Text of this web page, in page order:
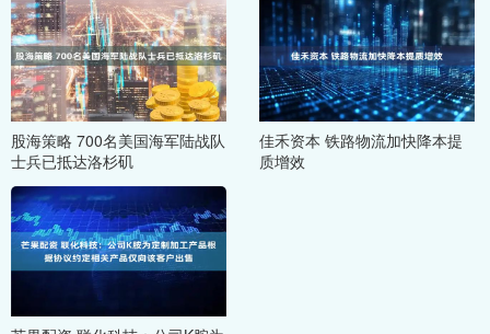
股海策略 700名美国海军陆战队
士兵已抵达洛杉矶
佳禾资本 铁路物流加快降本提
质增效